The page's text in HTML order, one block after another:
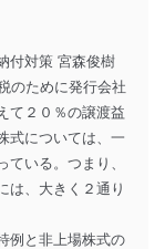
付対策 宮森俊樹
のために発行会社
て２０％の譲渡益
式については、一
いる。つまり、
は、大きく２通り
例と非上場株式の